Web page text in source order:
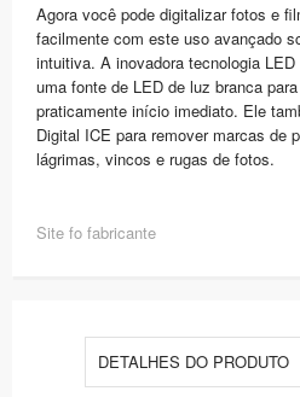
Agora você pode digitalizar fotos e
facilmente com este uso avançado
intuitiva. A inovadora tecnologia
uma fonte de LED de luz branca
praticamente início imediato. Ele
Digital ICE para remover marcas de
lágrimas, vincos e rugas de fotos.
Site fo fabricante
DETALHES DO PRODUTO